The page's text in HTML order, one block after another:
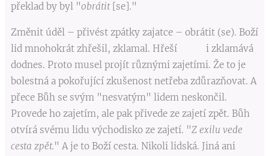
překlad by byl "obrátit[se]."
Změnit úděl – přivést zpátky zajatce – obrátit (se). Boží
lid mnohokrát zhřešil, zklamal. Hřeší i zklamává
dodnes. Proto musel projít různými zajetími. Že to je
bolestná a pokořující zkušenost netřeba zdůrazňovat. A
přece Bůh se svým "nesvatým" lidem neskončil.
Provede ho zajetím, ale pak přivede ze zajetí zpět. Bůh
otvírá svému lidu východisko ze zajetí. "Z exilu vede
cesta zpět." A je to Boží cesta. Nikoli lidská. Jiná ani